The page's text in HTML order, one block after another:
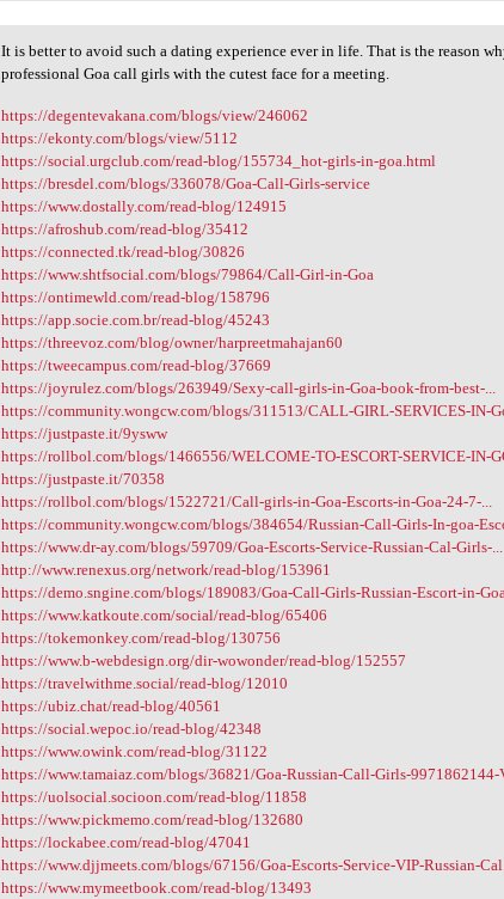
It is better to avoid such a
It is better to avoid such a dating experience ever in life. That is the reason
professional Goa call girls with the cutest face for a meeting.
https://degentevakana.com/blogs/view/246062
https://ekonty.com/blogs/view/5112
https://social.urgclub.com/read-blog/155734_hot-girls-in-goa.html
https://bresdel.com/blogs/336078/Goa-Call-Girls-service
https://www.dostally.com/read-blog/124915
https://afroshub.com/read-blog/35412
https://connected.tk/read-blog/30826
https://www.shtfsocial.com/blogs/79864/Call-Girl-in-Goa
https://ontimewld.com/read-blog/158796
https://app.socie.com.br/read-blog/45243
https://threevoz.com/blog/owner/harpreetmahajan60
https://tweecampus.com/read-blog/37669
https://joyrulez.com/blogs/263949/Sexy-call-girls-in-Goa-book-from-best-...
https://community.wongcw.com/blogs/311513/CALL-GIRL-SERVICES-IN-
https://justpaste.it/9ysww
https://rollbol.com/blogs/1466556/WELCOME-TO-ESCORT-SERVICE-IN-
https://justpaste.it/70358
https://rollbol.com/blogs/1522721/Call-girls-in-Goa-Escorts-in-Goa-24-7-...
https://community.wongcw.com/blogs/384654/Russian-Call-Girls-In-goa-
https://www.dr-ay.com/blogs/59709/Goa-Escorts-Service-Russian-Cal-Girls-...
http://www.renexus.org/network/read-blog/153961
https://demo.sngine.com/blogs/189083/Goa-Call-Girls-Russian-Escort-in-Goa
https://www.katkoute.com/social/read-blog/65406
https://tokemonkey.com/read-blog/130756
https://www.b-webdesign.org/dir-wowonder/read-blog/152557
https://travelwithme.social/read-blog/12010
https://ubiz.chat/read-blog/40561
https://social.wepoc.io/read-blog/42348
https://www.owink.com/read-blog/31122
https://www.tamaiaz.com/blogs/36821/Goa-Russian-Call-Girls-9971862144-
https://uolsocial.socioon.com/read-blog/11858
https://www.pickmemo.com/read-blog/132680
https://lockabee.com/read-blog/47041
https://www.djjmeets.com/blogs/67156/Goa-Escorts-Service-VIP-Russian-Cal...
https://www.mymeetbook.com/read-blog/13493